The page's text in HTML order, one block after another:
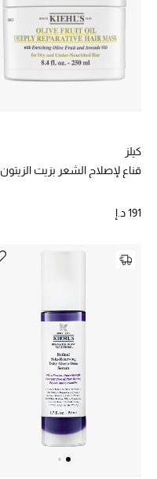
أبرز الحقائب
تسوقوا الحقائب
الموسم الجديد
أحذية للأطفال
كيلز
قناع لإصلاح الشعر بزيت الزيتون
191 د.إ